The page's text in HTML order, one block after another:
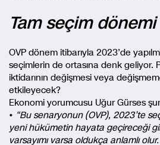
Tam seçim dönemi
OVP dönem itibarıyla 2023’de
seçimlerin de ortasına denk geliyor.
iktidarının değişmesi veya
etkileyecek?
Ekonomi yorumcusu Uğur Gürses
• “Bu senaryonun (OVP), 2023’te
yeni hükümetin hayata geçireceği
varsayımı varsa oldukça anlamlı